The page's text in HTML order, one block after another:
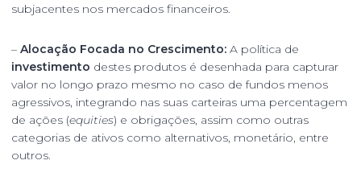
subjacentes nos mercados financeiros.
– Alocação Focada no Crescimento: A política de
investimento destes produtos é desenhada para capturar
valor no longo prazo mesmo no caso de fundos menos
agressivos, integrando nas suas carteiras uma percentagem
de ações (equities) e obrigações, assim como outras
categorias de ativos como alternativos, monetário, entre
outros.